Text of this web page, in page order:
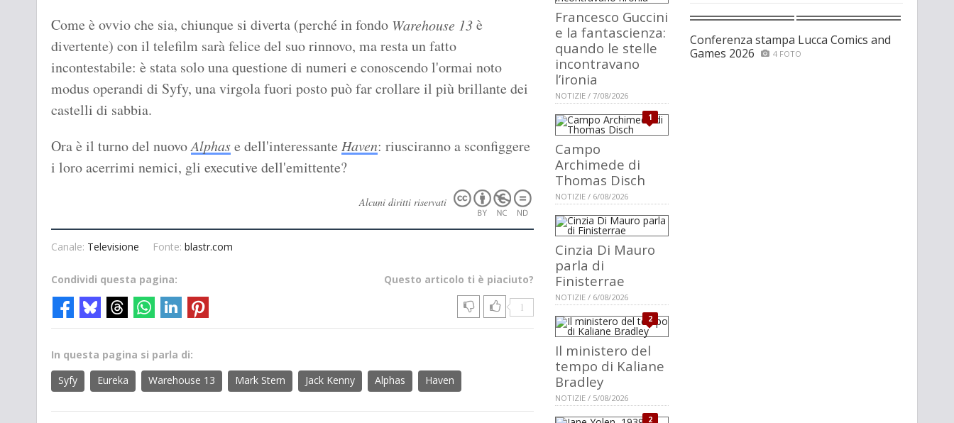
Come è ovvio che sia, chiunque si diverta (perché in fondo Warehouse 13è
divertente) con il telefilm sarà felice del suo rinnovo, ma resta un fatto
incontestabile: è stata solo una questione di numeri e conoscendo l'ormai noto
modus operandi di Syfy, una virgola fuori posto può far crollare il più brillante dei
castelli di sabbia.
Ora è il turno del nuovoAlphase dell'interessante Haven: riusciranno a sconfiggere
i loro acerrimi nemici, gli executive dell'emittente?
Alcuni diritti riservati
Canale: Televisione Fonte: blastr.com
Questo articolo ti è piaciuto?
1
Condividi questa pagina:
In questa pagina si parla di:
Syfy
Eureka Warehouse 13 Mark Stern Jack Kenny Alphas Haven
Francesco Guccini
e la fantascienza:
quando le stelle
incontravano
l’ironia
NOTIZIE / 7/08/2026
1
Campo
Archimede di
Thomas Disch
NOTIZIE / 6/08/2026
Cinzia Di Mauro
parla di
Finisterrae
NOTIZIE / 6/08/2026
2
Il ministero del
tempo di Kaliane
Bradley
NOTIZIE / 5/08/2026
2
Conferenza stampa Lucca Comics and
Games 2026
4 FOTO